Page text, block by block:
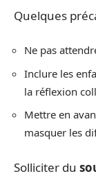
Quelques
Ne pas
Inclure les
la réflexion
Mettre en
masquer les
Solliciter du